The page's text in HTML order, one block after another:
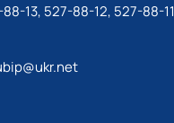
13, 527-88-12, 527-88-11